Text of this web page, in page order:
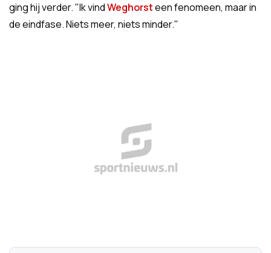
ging hij verder. "Ik vindWeghorsteen fenomeen, maar in
de eindfase. Niets meer, niets minder."